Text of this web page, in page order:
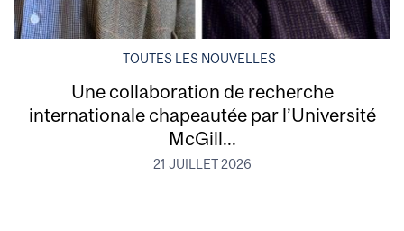
TOUTES LES NOUVELLES
Une collaboration de recherche
internationale chapeautée par l’Université
McGill...
21 JUILLET 2026